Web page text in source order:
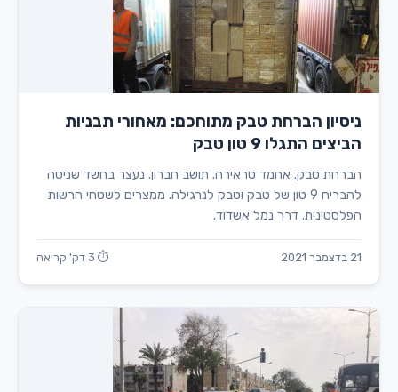
ניסיון הברחת טבק מתוחכם: מאחורי תבניות
הביצים התגלו 9 טון טבק
הברחת טבק. אחמד טראירה. תושב חברון. נעצר בחשד שניסה
להבריח 9 טון של טבק וטבק לנרגילה. ממצרים לשטחי הרשות
הפלסטינית. דרך נמל אשדוד.
21 בדצמבר 2021 ⏱ 3 דק' קריאה